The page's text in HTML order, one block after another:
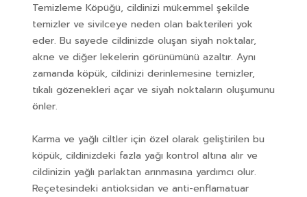
Temizleme Köpüğü, cildinizi mükemmel şekilde
temizler ve sivilceye neden olan bakterileri yok
eder. Bu sayede cildinizde oluşan siyah noktalar,
akne ve diğer lekelerin görünümünü azaltır. Aynı
zamanda köpük, cildinizi derinlemesine temizler,
tıkalı gözenekleri açar ve siyah noktaların oluşumunu
önler.
Karma ve yağlı ciltler için özel olarak geliştirilen bu
köpük, cildinizdeki fazla yağı kontrol altına alır ve
cildinizin yağlı parlaktan arınmasına yardımcı olur.
Reçetesindeki antioksidan ve anti-enflamatuar